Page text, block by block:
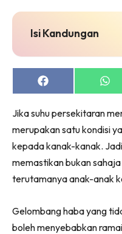
Dengan ini saya
Langganan anda
Download
Isi Kandungan
Share
on
Share
on
Jika suhu persekitaran
merupakan satu kondisi
kepada kanak-kanak.
memastikan bukan
terutamanya anak-anak
Gelombang haba yang
boleh menyebabkan